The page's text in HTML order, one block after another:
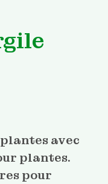
avec
plantes.
pour